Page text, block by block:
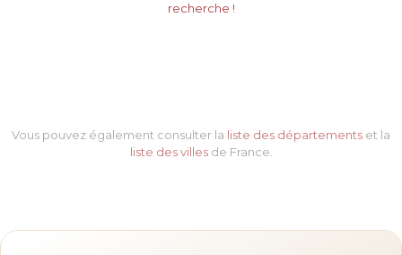
recherche !
Vous pouvez également consulter la liste des départements et la
liste des villesde France.